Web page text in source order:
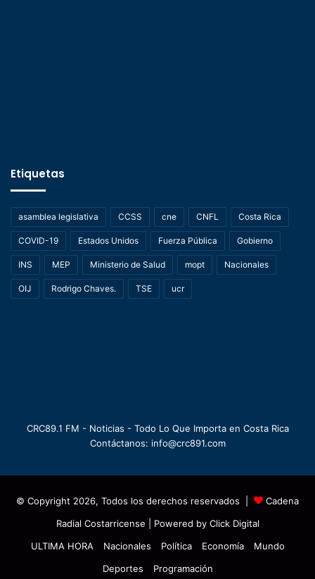
Etiquetas
asamblea legislativa CCSS cne CNFL Costa Rica
COVID-19 Estados Unidos Fuerza Pública Gobierno
INS MEP Ministerio de Salud mopt Nacionales
OIJ Rodrigo Chaves. TSE ucr
CRC89.1 FM - Noticias - Todo Lo Que Importa en Costa Rica
Contáctanos: info@crc891.com
© Copyright 2026, Todos los derechos reservados |
Cadena
Radial Costarricense | Powered by Click Digital
ULTIMA HORA
Nacionales Política Economía
Mundo
Deportes
Programación